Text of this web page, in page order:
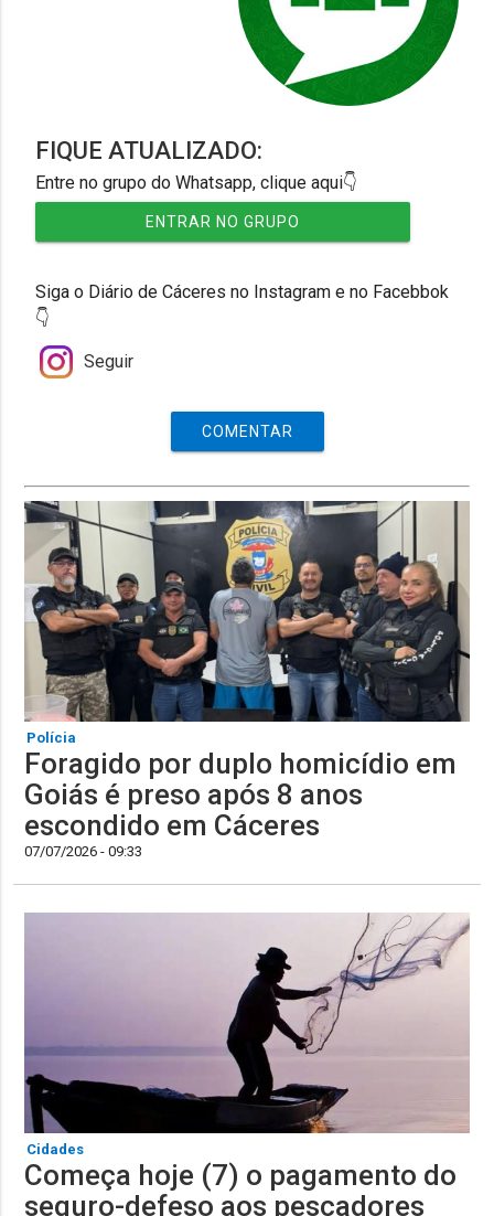
FIQUE ATUALIZADO:
Entre no grupo do Whatsapp, clique aqui👇
ENTRAR NO GRUPO
Siga o Diário de Cáceres no Instagram e no Facebbok
👇
Seguir
COMENTAR
Polícia
Foragido por duplo homicídio em
Goiás é preso após 8 anos
escondido em Cáceres
07/07/2026 - 09:33
Cidades
Começa hoje (7) o pagamento do
seguro-defeso aos pescadores